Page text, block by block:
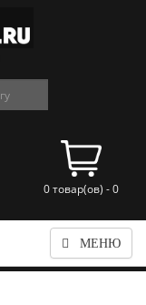
0 товар(ов) - 0
МЕНЮ